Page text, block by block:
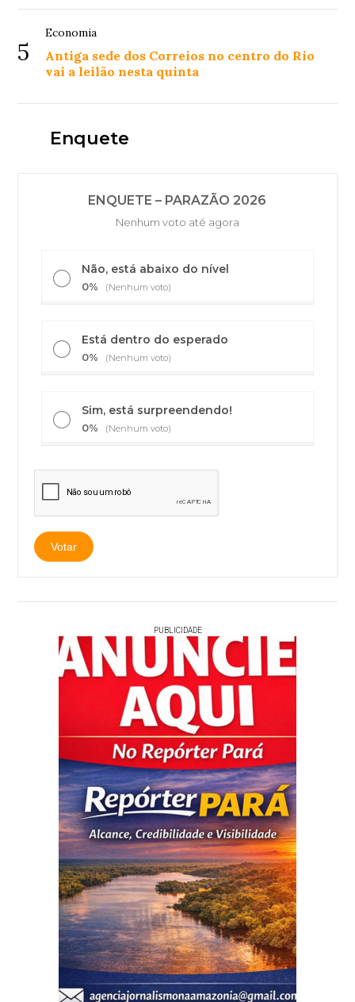
5
Economia
Antiga sede dos Correios no centro do Rio
vai a leilão nesta quinta
Enquete
ENQUETE – PARAZÃO 2026
Nenhum voto até agora
Não, está abaixo do nível
0% (Nenhum voto)
Está dentro do esperado
0% (Nenhum voto)
Sim, está surpreendendo!
0% (Nenhum voto)
PUBLICIDADE